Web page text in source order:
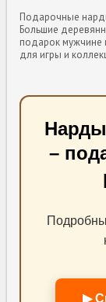
Подарочные
Большие
подарок мужчине
для игры и
–
▶